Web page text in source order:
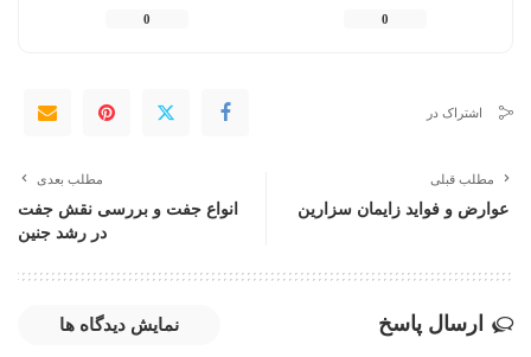
0
0
اشتراک در
مطلب قبلی
عوارض و فواید زایمان سزارین
مطلب بعدی
انواع جفت و بررسی نقش جفت
در رشد جنین
ارسال پاسخ نمایش دیدگاه ها